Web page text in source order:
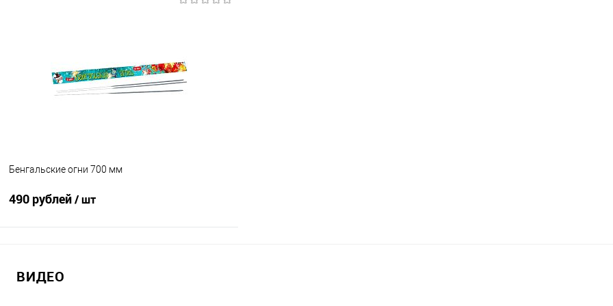
В избранное
В наличии
Бенгальские огни 700 мм
490 рублей/ шт
ВИДЕО